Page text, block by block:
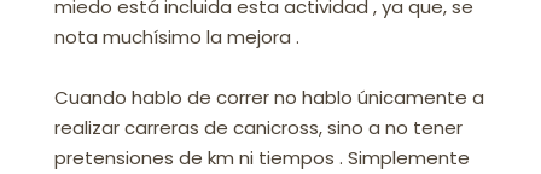
miedo está incluida esta actividad , ya que, se
nota muchísimo la mejora .
Cuando hablo de correr no hablo únicamente a
realizar carreras de canicross, sino a no tener
pretensiones de km ni tiempos . Simplemente